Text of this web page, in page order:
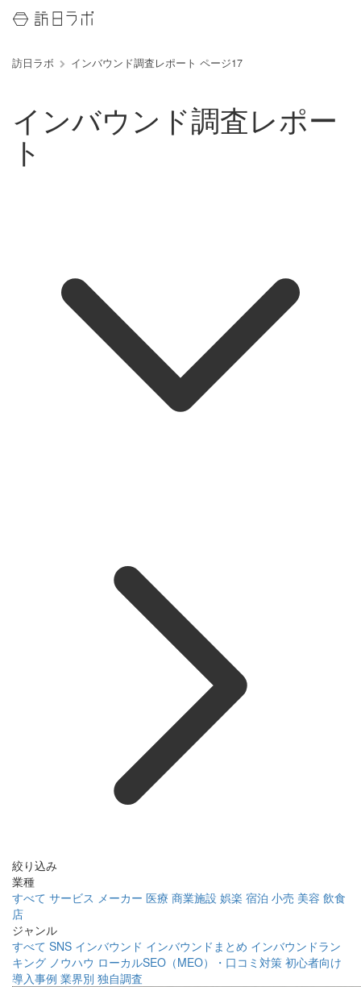
訪日ラボ インバウンド調査レポート ページ17
インバウンド調査レポー
ト
絞り込み
業種
すべて サービス メーカー 医療 商業施設 娯楽 宿泊 小売 美容 飲食
店
ジャンル
すべて SNS インバウンド インバウンドまとめ インバウンドラン
キング ノウハウ ローカルSEO（MEO）・口コミ対策 初心者向け
導入事例 業界別 独自調査